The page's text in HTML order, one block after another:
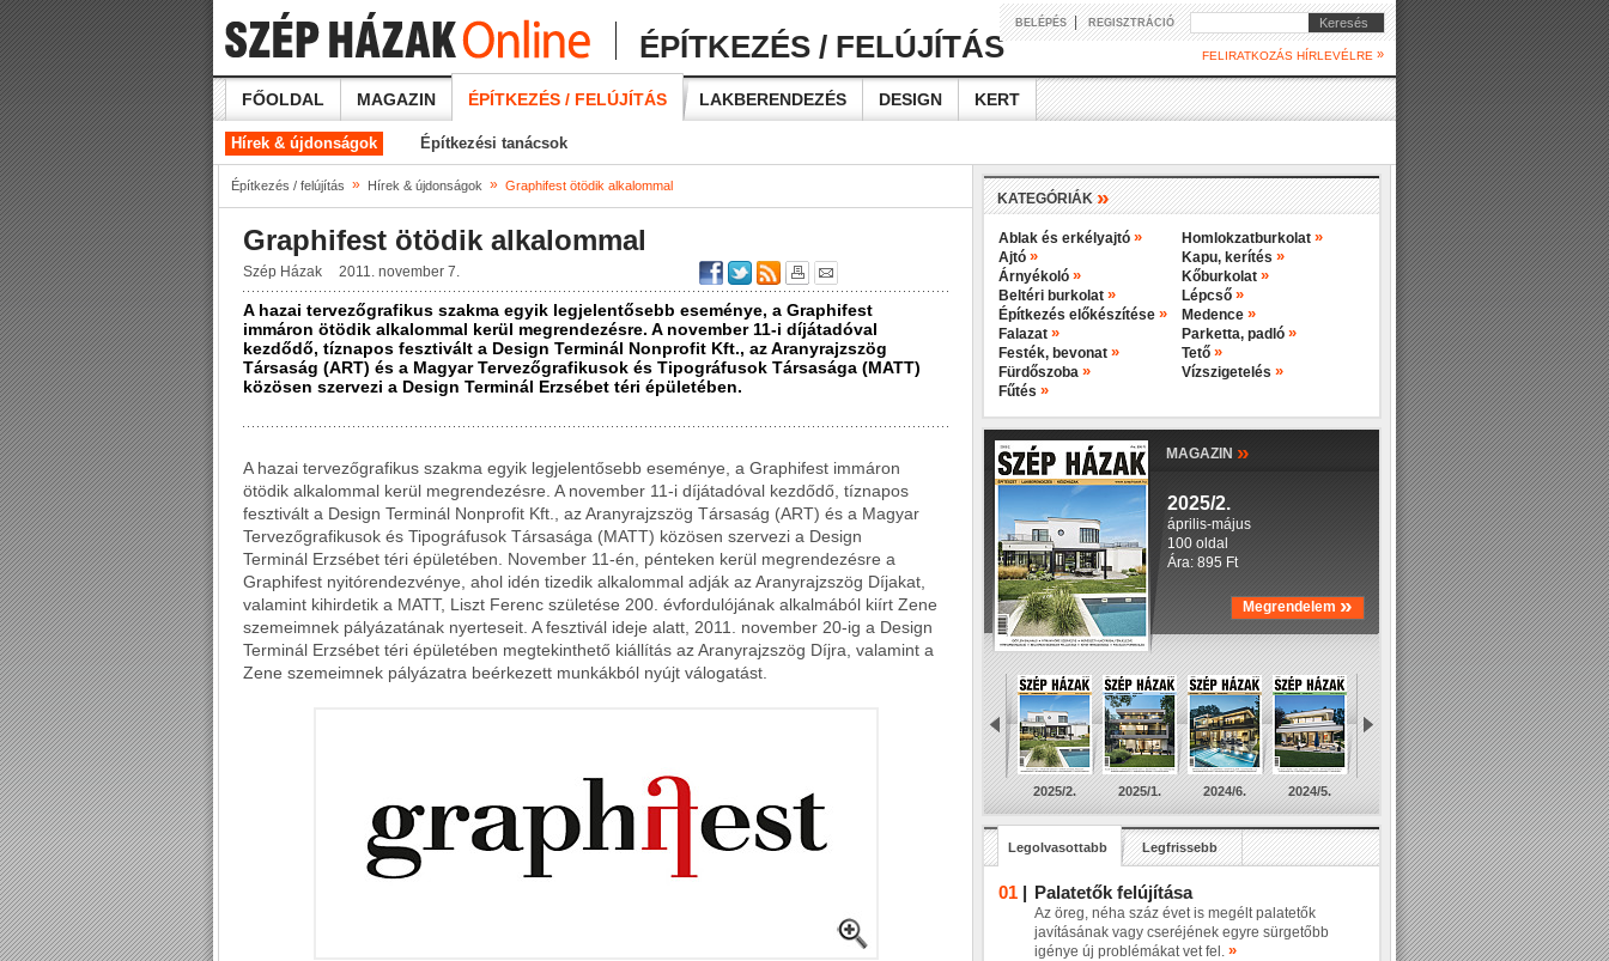
ÉPÍTKEZÉS / FELÚJÍTÁS
BELÉPÉS| REGISZTRÁCIÓ Keresés
FELIRATKOZÁS HÍRLEVÉLRE »
FŐOLDAL MAGAZIN ÉPÍTKEZÉS / FELÚJÍTÁS LAKBERENDEZÉS DESIGN KERT
Hírek & újdonságok Építkezési tanácsok
Építkezés / felújítás » Hírek & újdonságok » Graphifest ötödik alkalommal
Graphifest ötödik alkalommal
Szép Házak 2011. november 7.
A hazai tervezőgrafikus szakma egyik legjelentősebb eseménye, a Graphifest
immáron ötödik alkalommal kerül megrendezésre. A november 11-i díjátadóval
kezdődő, tíznapos fesztivált a Design Terminál Nonprofit Kft., az Aranyrajzszög
Társaság (ART) és a Magyar Tervezőgrafikusok és Tipográfusok Társasága (MATT)
közösen szervezi a Design Terminál Erzsébet téri épületében.
A hazai tervezőgrafikus szakma egyik legjelentősebb eseménye, a Graphifest immáron
ötödik alkalommal kerül megrendezésre. A november 11-i díjátadóval kezdődő, tíznapos
fesztivált a Design Terminál Nonprofit Kft., az Aranyrajzszög Társaság (ART) és a Magyar
Tervezőgrafikusok és Tipográfusok Társasága (MATT) közösen szervezi a Design
Terminál Erzsébet téri épületében. November 11-én, pénteken kerül megrendezésre a
Graphifest nyitórendezvénye, ahol idén tizedik alkalommal adják az Aranyrajzszög Díjakat,
valamint kihirdetik a MATT, Liszt Ferenc születése 200. évfordulójának alkalmából kiírt Zene
szemeimnek pályázatának nyerteseit. A fesztivál ideje alatt, 2011. november 20-ig a Design
Terminál Erzsébet téri épületében megtekinthető kiállítás az Aranyrajzszög Díjra, valamint a
Zene szemeimnek pályázatra beérkezett munkákból nyújt válogatást.
KATEGÓRIÁK»
Ablak és erkélyajtó »
Ajtó »
Árnyékoló »
Beltéri burkolat »
Építkezés előkészítése »
Falazat »
Festék, bevonat »
Fürdőszoba »
Fűtés »
Homlokzatburkolat »
Kapu, kerítés »
Kőburkolat »
Lépcső »
Medence »
Parketta, padló »
Tető »
Vízszigetelés »
MAGAZIN »
2025/2.
április-május
100 oldal
Ára: 895 Ft
Megrendelem »
2025/2. 2025/1. 2024/6. 2024/5.
Legolvasottabb Legfrissebb
01 | Palatetők felújítása
Az öreg, néha száz évet is megélt palatetők
javításának vagy cseréjének egyre sürgetőbb
igénye új problémákat vet fel. »